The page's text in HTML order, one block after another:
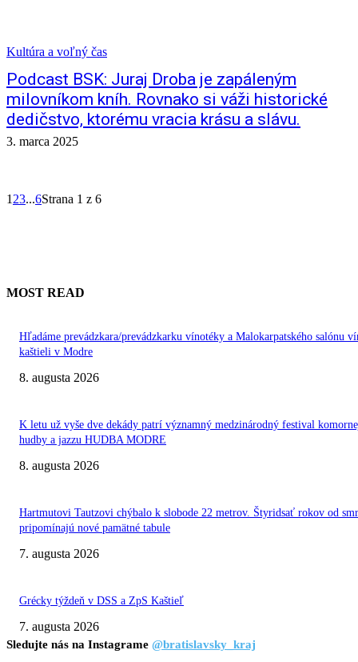
Kultúra a voľný čas
Podcast BSK: Juraj Droba je zapáleným
milovníkom kníh. Rovnako si váži historické
dedičstvo, ktorému vracia krásu a slávu.
3. marca 2025
1 23...6Strana 1 z 6
MOST READ
Hľadáme prevádzkara/prevádzkarku vínotéky a Malokarpatského salónu
kaštieli v Modre
8. augusta 2026
K letu už vyše dve dekády patrí významný medzinárodný festival
hudby a jazzu HUDBA MODRE
8. augusta 2026
Hartmutovi Tautzovi chýbalo k slobode 22 metrov. Štyridsať rokov od
pripomínajú nové pamätné tabule
7. augusta 2026
Grécky týždeň v DSS a ZpS Kaštieľ
7. augusta 2026
Sledujte nás na Instagrame @bratislavsky_kraj